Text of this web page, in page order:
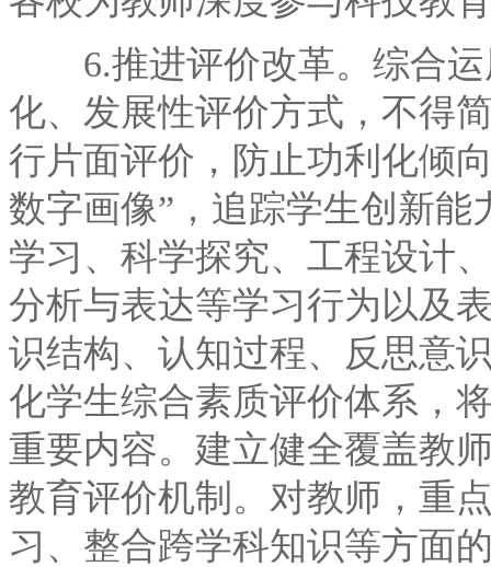
6.推进评价改革。综合运
化、发展性评价方式，不得
行片面评价，防止功利化倾
数字画像”，追踪学生创新
学习、科学探究、工程设计
分析与表达等学习行为以及
识结构、认知过程、反思意
化学生综合素质评价体系，
重要内容。建立健全覆盖教
教育评价机制。对教师，重
习、整合跨学科知识等方面